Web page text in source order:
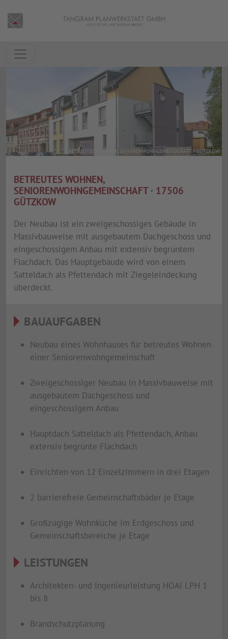
BETREUTES WOHNEN, SENIORENWOHNGEMEINSCHAFT · GÜTZKOW
BETREUTES WOHNEN,
SENIORENWOHNGEMEINSCHAFT · 17506
GÜTZKOW
Der Neubau ist ein zweigeschossiges Gebäude in
Massivbauweise mit ausgebautem Dachgeschoss und
eingeschossigem Anbau mit extensiv begrüntem
Flachdach. Das Hauptgebäude wird von einem
Satteldach als Pfettendach mit Ziegeleindeckung
überdeckt.
BAUAUFGABEN
Neubau eines Wohnhauses für betreutes Wohnen
einer Seniorenwohngemeinschaft
Zweigeschossiger Neubau in Massivbauweise mit
ausgebautem Dachgeschoss und
eingeschossigem Anbau
Hauptdach Satteldach als Pfettendach, Anbau
extensiv begrünte Flachdach
Einrichten von 12 Einzelzimmern in drei Etagen
2 barrierefreie Gemeinschaftsbäder je Etage
Großzügige Wohnküche im Erdgeschoss und
Gemeinschaftsbereiche je Etage
LEISTUNGEN
Architekten- und Ingenieurleistung HOAI LPH 1
bis 8
Brandschutzplanung